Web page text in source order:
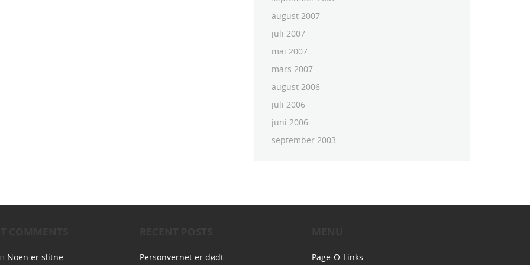
august 2007
juli 2007
mai 2007
mars 2007
august 2006
juli 2006
juni 2006
september 2003
Noen er slitne Personvernet er dødt. Page-O-Links